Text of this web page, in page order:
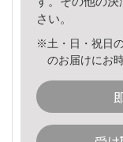
さい。
※土・日・祝日
のお届けにお